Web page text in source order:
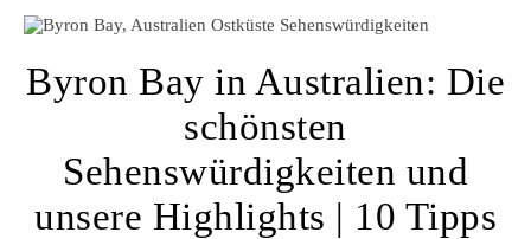
Byron Bay in Australien: Die
schönsten
Sehenswürdigkeiten und
unsere Highlights | 10 Tipps